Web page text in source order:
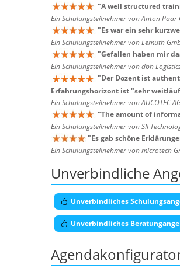
"A well structured
Ein Schulungsteilnehmer von Anton
"Es war ein sehr
Ein Schulungsteilnehmer von Lemuth
"Gefallen haben mir
Ein Schulungsteilnehmer von dbh
"Der Dozent ist
Erfahrungshorizont ist "sehr
Ein Schulungsteilnehmer von AUCOTEC
"The amount of
Ein Schulungsteilnehmer von SII
"Es gab schöne
Ein Schulungsteilnehmer von microtech
Unverbindliche
Unverbindliches
Unverbindliches